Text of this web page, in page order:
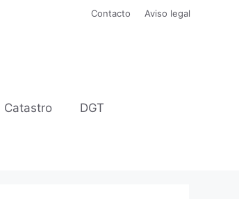
Contacto Aviso legal
Catastro DGT